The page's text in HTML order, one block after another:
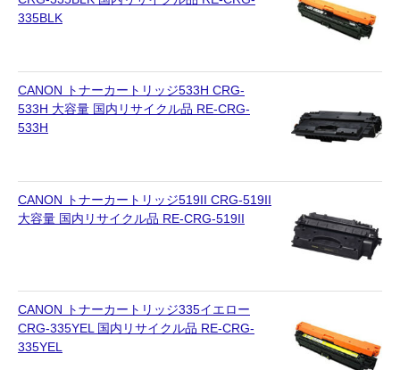
335BLK
CANON トナーカートリッジ533H CRG-
533H 大容量 国内リサイクル品 RE-CRG-
533H
CANON トナーカートリッジ519II CRG-519II
大容量 国内リサイクル品 RE-CRG-519II
CANON トナーカートリッジ335イエロー
CRG-335YEL 国内リサイクル品 RE-CRG-
335YEL